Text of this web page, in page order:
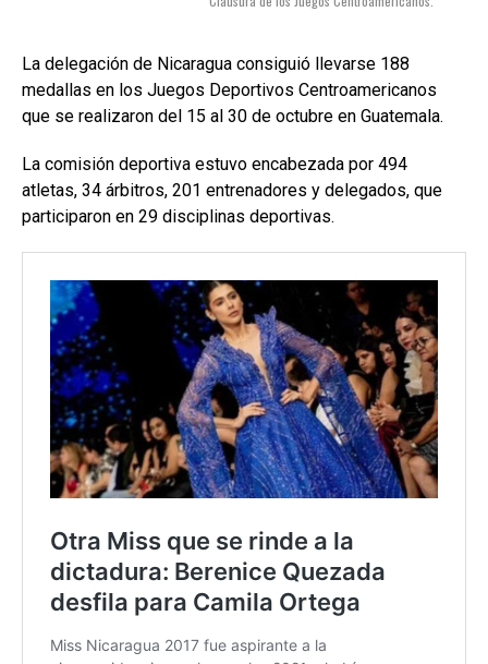
La delegación de Nicaragua consiguió llevarse 188
medallas en los Juegos Deportivos Centroamericanos
que se realizaron del 15 al 30 de octubre en Guatemala.
La comisión deportiva estuvo encabezada por 494
atletas, 34 árbitros, 201 entrenadores y delegados, que
participaron en 29 disciplinas deportivas.